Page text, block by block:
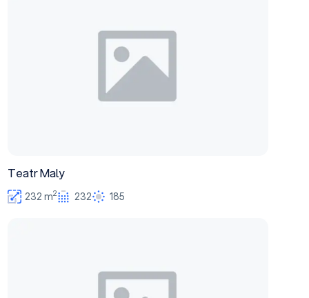
Teatr Maly
232 m2 232 185